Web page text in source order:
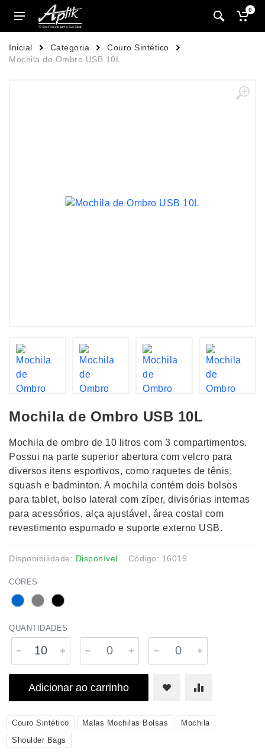
0
Inicial Categoria
Couro Sintético
Mochila de Ombro USB 10L
Mochila de Ombro USB 10L
Mochila de ombro de 10 litros com 3 compartimentos.
Possui na parte superior abertura com velcro para
diversos itens esportivos, como raquetes de tênis,
squash e badminton. A mochila contém dois bolsos
para tablet, bolso lateral com zíper, divisórias internas
para acessórios, alça ajustável, área costal com
revestimento espumado e suporte externo USB.
Disponibilidade: Disponível Código: 16019
CORES
QUANTIDADES
Adicionar ao carrinho
Couro Sintético Malas Mochilas Bolsas
Mochila
Shoulder Bags